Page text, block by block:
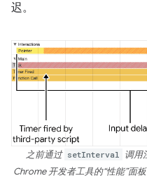
迟。
之前通过 setInterval 调用
Chrome 开发者工具的“性能”面